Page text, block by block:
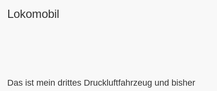
Lokomobil
Das ist mein drittes Druckluftfahrzeug und bisher